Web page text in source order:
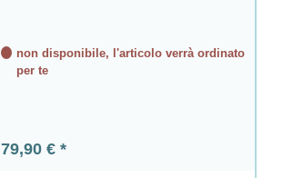
non disponibile, l'articolo verrà ordinato
per te
Prezzo normale:
79,90 €